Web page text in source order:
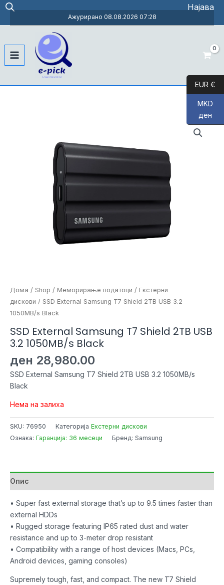
Skip
content
Најава
Ажурирано 08.08.2026 07:28
Main
Дома / Shop / Меморирање податоци / Екстерни
дискови / SSD External Samsung T7 Shield 2TB USB 3.2
1050MB/s Black
SSD External Samsung T7 Shield 2TB USB
3.2 1050MB/s Black
ден 28,980.00
SSD External Samsung T7 Shield 2TB USB 3.2 1050MB/s
Black
Нема на залиха
SKU: 76950 Категорија Екстерни дискови
Ознака: Гаранција: 36 месеци Бренд: Samsung
Опис
• Super fast external storage that’s up to 9.5 times faster than
external HDDs
• Rugged storage featuring IP65 rated dust and water
resistance and up to 3-meter drop resistant
• Compatibility with a range of host devices (Macs, PCs,
Android devices, gaming consoles)
Supremely tough, fast, and compact. The new T7 Shield
EUR €
MKD
ден